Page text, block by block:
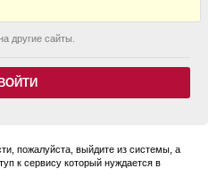
другие сайты.
пожалуйста, выйдите из системы, а
к сервису который нуждается в